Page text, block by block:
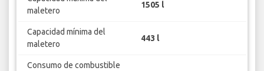
maletero
1505 l
Capacidad mínima del
maletero
443 l
Consumo de combustible